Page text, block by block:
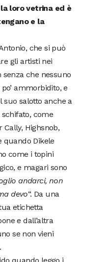
loro vetrina ed è
e la
che si può
gli artisti nei
che nessuno
ammorbidito, e
suo salotto anche a
come
Cally, Highsnob,
quando Dikele
come i topini
e magari sono
andarci, non
devo“. Da una
etichetta
e dall’altra
se non vieni